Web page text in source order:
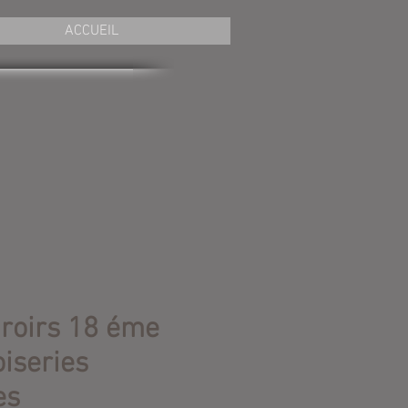
ACCUEIL
18 éme